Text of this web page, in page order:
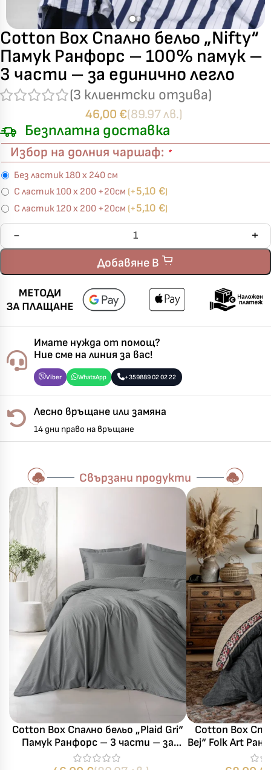
Cotton Box Спално бельо „Nifty“
Памук Ранфорс – 100% памук –
3 части – за единично легло
(3 клиентски отзива)
46,00 €(89.97 лв.)
Безплатна доставка
Избор на долния чаршаф: *
Без ластик 180 х 240 см
С ластик 100 х 200 +20см (+5,10 €)
С ластик 120 х 200 +20см (+5,10 €)
Добавяне В
Имате нужда от помощ?
Ние сме на линия за вас!
Viber WhatsApp +359889 02 02 22
Лесно връщане или замяна
14 дни право на връщане
Свързани продукти
Cotton Box Спално бельо „Plaid Gri“
Памук Ранфорс – 3 части – за
единично легло
Cotton Box
Bej“ Folk Art
– 4